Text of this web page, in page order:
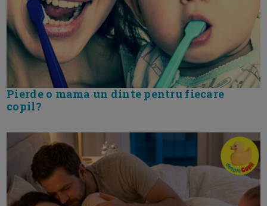
Pierde o mama un dinte pentru fiecare
copil?